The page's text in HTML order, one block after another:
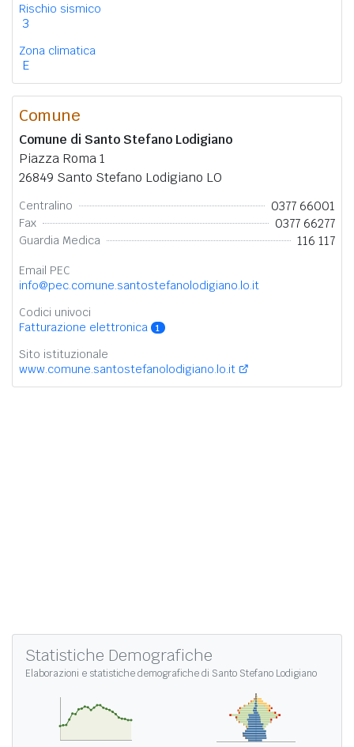
Rischio sismico
3
Zona climatica
E
Comune
Comune di Santo Stefano Lodigiano
Piazza Roma 1
26849 Santo Stefano Lodigiano LO
Centralino 0377 66001
Fax 0377 66277
Guardia Medica 116 117
Email PEC
info@pec.comune.santostefanolodigiano.lo.it
Codici univoci
Fatturazione elettronica
1
Sito istituzionale
www.comune.santostefanolodigiano.lo.it
Statistiche Demografiche
Elaborazioni e statistiche demografiche di Santo Stefano Lodigiano